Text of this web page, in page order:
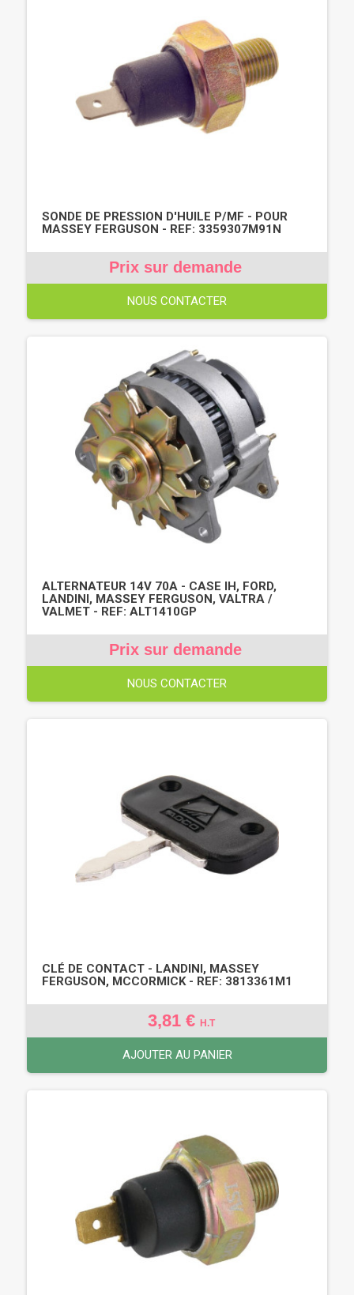
SONDE DE PRESSION D'HUILE P/MF - POUR
MASSEY FERGUSON - REF: 3359307M91N
Prix sur demande
NOUS CONTACTER
ALTERNATEUR 14V 70A - CASE IH, FORD,
LANDINI, MASSEY FERGUSON, VALTRA /
VALMET - REF: ALT1410GP
Prix sur demande
NOUS CONTACTER
CLÉ DE CONTACT - LANDINI, MASSEY
FERGUSON, MCCORMICK - REF: 3813361M1
3,81 € H.T
AJOUTER AU PANIER